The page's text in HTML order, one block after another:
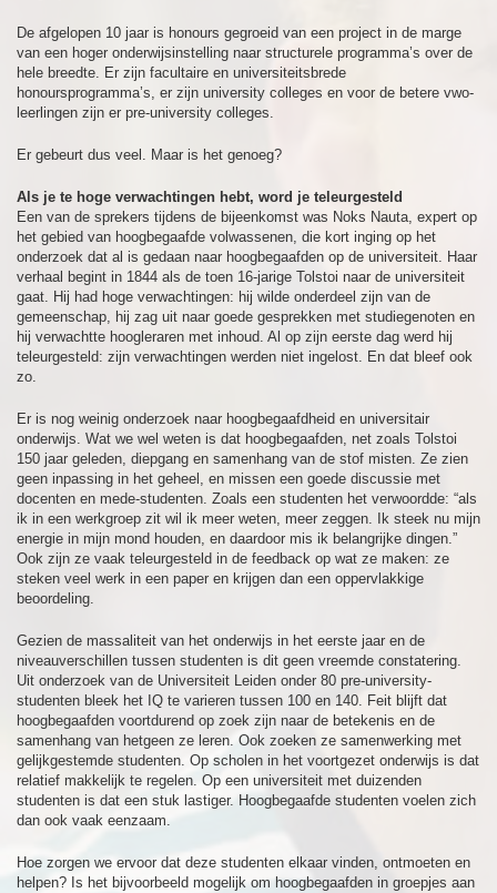
De afgelopen 10 jaar is honours gegroeid van een project in de marge
van een hoger onderwijsinstelling naar structurele programma’s over de
hele breedte. Er zijn facultaire en universiteitsbrede
honoursprogramma’s, er zijn university colleges en voor de betere vwo-
leerlingen zijn er pre-university colleges.
Er gebeurt dus veel. Maar is het genoeg?
Als je te hoge verwachtingen hebt, word je teleurgesteld
Een van de sprekers tijdens de bijeenkomst was Noks Nauta, expert op
het gebied van hoogbegaafde volwassenen, die kort inging op het
onderzoek dat al is gedaan naar hoogbegaafden op de universiteit. Haar
verhaal begint in 1844 als de toen 16-jarige Tolstoi naar de universiteit
gaat. Hij had hoge verwachtingen: hij wilde onderdeel zijn van de
gemeenschap, hij zag uit naar goede gesprekken met studiegenoten en
hij verwachtte hoogleraren met inhoud. Al op zijn eerste dag werd hij
teleurgesteld: zijn verwachtingen werden niet ingelost. En dat bleef ook
zo.
Er is nog weinig onderzoek naar hoogbegaafdheid en universitair
onderwijs. Wat we wel weten is dat hoogbegaafden, net zoals Tolstoi
150 jaar geleden, diepgang en samenhang van de stof misten. Ze zien
geen inpassing in het geheel, en missen een goede discussie met
docenten en mede-studenten. Zoals een studenten het verwoordde: “als
ik in een werkgroep zit wil ik meer weten, meer zeggen. Ik steek nu mijn
energie in mijn mond houden, en daardoor mis ik belangrijke dingen.”
Ook zijn ze vaak teleurgesteld in de feedback op wat ze maken: ze
steken veel werk in een paper en krijgen dan een oppervlakkige
beoordeling.
Gezien de massaliteit van het onderwijs in het eerste jaar en de
niveauverschillen tussen studenten is dit geen vreemde constatering.
Uit onderzoek van de Universiteit Leiden onder 80 pre-university-
studenten bleek het IQ te varieren tussen 100 en 140. Feit blijft dat
hoogbegaafden voortdurend op zoek zijn naar de betekenis en de
samenhang van hetgeen ze leren. Ook zoeken ze samenwerking met
gelijkgestemde studenten. Op scholen in het voortgezet onderwijs is dat
relatief makkelijk te regelen. Op een universiteit met duizenden
studenten is dat een stuk lastiger. Hoogbegaafde studenten voelen zich
dan ook vaak eenzaam.
Hoe zorgen we ervoor dat deze studenten elkaar vinden, ontmoeten en
helpen? Is het bijvoorbeeld mogelijk om hoogbegaafden in groepjes aan